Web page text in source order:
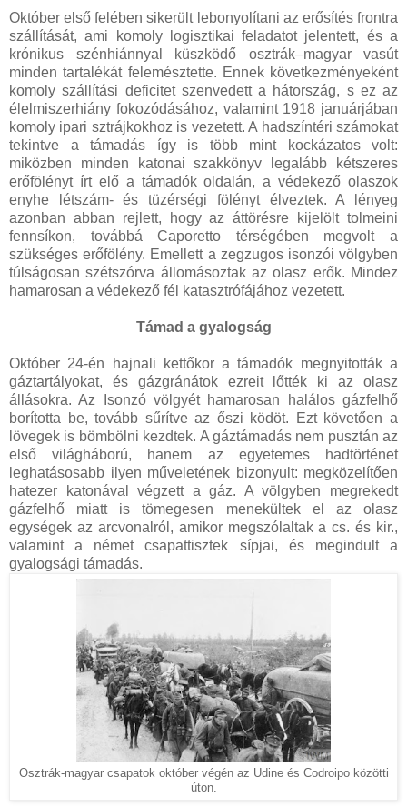
Október első felében sikerült lebonyolítani az erősítés frontra
szállítását, ami komoly logisztikai feladatot jelentett, és a
krónikus szénhiánnyal küszködő osztrák–magyar vasút
minden tartalékát felemésztette. Ennek következményeként
komoly szállítási deficitet szenvedett a hátország, s ez az
élelmiszerhiány fokozódásához, valamint 1918 januárjában
komoly ipari sztrájkokhoz is vezetett. A hadszíntéri számokat
tekintve a támadás így is több mint kockázatos volt:
miközben minden katonai szakkönyv legalább kétszeres
erőfölényt írt elő a támadók oldalán, a védekező olaszok
enyhe létszám- és tüzérségi fölényt élveztek. A lényeg
azonban abban rejlett, hogy az áttörésre kijelölt tolmeini
fennsíkon, továbbá Caporetto térségében megvolt a
szükséges erőfölény. Emellett a zegzugos isonzói völgyben
túlságosan szétszórva állomásoztak az olasz erők. Mindez
hamarosan a védekező fél katasztrófájához vezetett.
Támad a gyalogság
Október 24-én hajnali kettőkor a támadók megnyitották a
gáztartályokat, és gázgránátok ezreit lőtték ki az olasz
állásokra. Az Isonzó völgyét hamarosan halálos gázfelhő
borította be, tovább sűrítve az őszi ködöt. Ezt követően a
lövegek is bömbölni kezdtek. A gáztámadás nem pusztán az
első világháború, hanem az egyetemes hadtörténet
leghatásosabb ilyen műveletének bizonyult: megközelítően
hatezer katonával végzett a gáz. A völgyben megrekedt
gázfelhő miatt is tömegesen menekültek el az olasz
egységek az arcvonalról, amikor megszólaltak a cs. és kir.,
valamint a német csapattisztek sípjai, és megindult a
gyalogsági támadás.
Osztrák-magyar csapatok október végén az Udine és Codroipo közötti
úton.